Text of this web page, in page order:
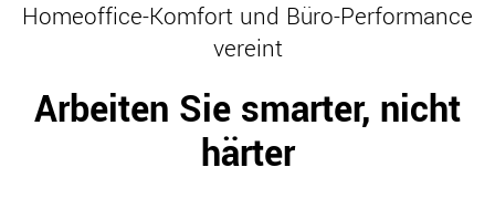
Homeoffice-Komfort und Büro-Performance
vereint
Arbeiten Sie smarter, nicht
härter